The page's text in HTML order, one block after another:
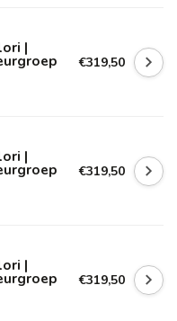
|
€319,50
|
€319,50
|
€319,50